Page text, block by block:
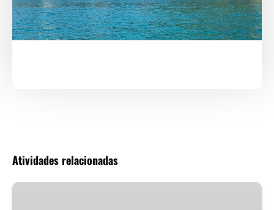
Atividades relacionadas
Arrábida